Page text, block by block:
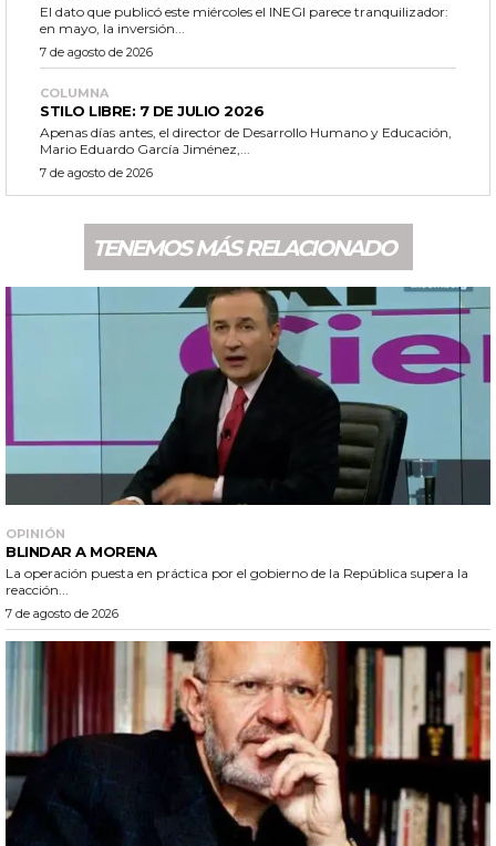
El dato que publicó este miércoles el INEGI parece tranquilizador:
en mayo, la inversión...
7 de agosto de 2026
COLUMNA
STILO LIBRE: 7 DE JULIO 2026
Apenas días antes, el director de Desarrollo Humano y Educación,
Mario Eduardo García Jiménez,...
7 de agosto de 2026
TENEMOS MÁS RELACIONADO
OPINIÓN
BLINDAR A MORENA
La operación puesta en práctica por el gobierno de la República supera la
reacción...
7 de agosto de 2026